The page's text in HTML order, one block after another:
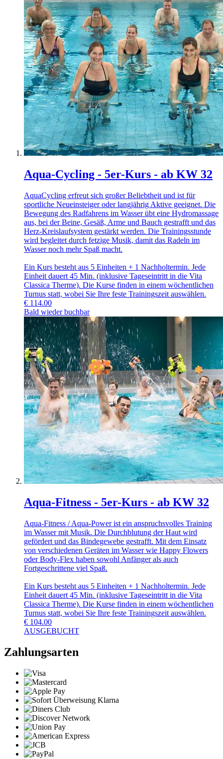
Aqua-Cycling - 5er-Kurs - ab KW 32
AquaCycling erfreut sich großer Beliebtheit und ist für
sportliche Neueinsteiger oder langjährig Aktive geeignet. Die
Bewegung des Radfahrens im Wasser übt eine Hydromassage
aus, bei der Beine, Gesäß, Arme und Bauch gestrafft und das
Herz-Kreislaufsystem gestärkt werden. Die Trainingsstunde
wird begleitet durch fetzige Musik, damit das Radeln im
Wasser noch mehr Spaß macht.
Ein Kurs besteht aus 5 Einheiten + 1 Nachholtermin. Jede
Einheit dauert 45 Min. (inklusive Tageseintritt in die Vita
Classica Therme). Die Kurse finden in einem wöchentlichen
Turnus statt, wobei Sie Ihre feste Trainingszeit auswählen.
€ 114.00
Bald wieder buchbar
Aqua-Fitness - 5er-Kurs - ab KW 32
Aqua-Fitness / Aqua-Power ist ein anspruchsvolles Training
im Wasser mit Musik. Die Durchblutung der Haut wird
gefördert und das Bindegewebe gestrafft. Mit dem Einsatz
von verschiedenen Geräten im Wasser wie Happy Flowers
oder Body-Flex haben sowohl Anfänger als auch
Fortgeschrittene viel Spaß.
Ein Kurs besteht aus 5 Einheiten + 1 Nachholtermin. Jede
Einheit dauert 45 Min. (inklusive Tageseintritt in die Vita
Classica Therme). Die Kurse finden in einem wöchentlichen
Turnus statt, wobei Sie Ihre feste Trainingszeit auswählen.
€ 104.00
AUSGEBUCHT
Zahlungsarten